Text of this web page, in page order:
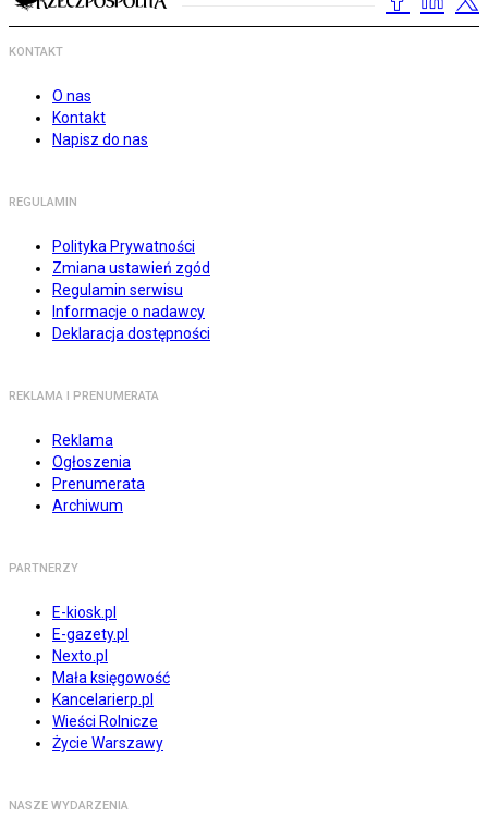
KONTAKT
O nas
Kontakt
Napisz do nas
REGULAMIN
Polityka Prywatności
Zmiana ustawień zgód
Regulamin serwisu
Informacje o nadawcy
Deklaracja dostępności
REKLAMA I PRENUMERATA
Reklama
Ogłoszenia
Prenumerata
Archiwum
PARTNERZY
E-kiosk.pl
E-gazety.pl
Nexto.pl
Mała księgowość
Kancelarierp.pl
Wieści Rolnicze
Życie Warszawy
NASZE WYDARZENIA